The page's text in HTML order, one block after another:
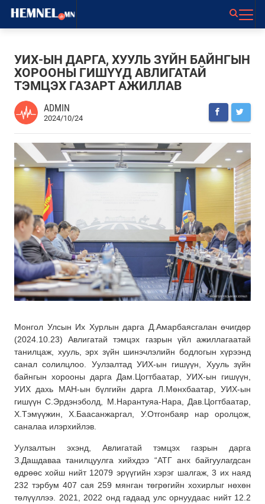
УИХ-ЫН ДАРГА, ХУУЛЬ ЗҮЙН БАЙНГЫН
ХОРООНЫ ГИШҮҮД АВЛИГАТАЙ
ТЭМЦЭХ ГАЗАРТ АЖИЛЛАВ
ADMIN
2024/10/24
Монгол Улсын Их Хурлын дарга Д.Амарбаясгалан өчигдөр
(2024.10.23) Авлигатай тэмцэх газрын үйл ажиллагаатай
танилцаж, хууль, эрх зүйн шинэчлэлийн бодлогын хүрээнд
санал солилцлоо. Уулзалтад УИХ-ын гишүүн, Хууль зүйн
байнгын хорооны дарга Дам.Цогтбаатар, УИХ-ын гишүүн,
УИХ дахь МАН-ын бүлгийн дарга Л.Мөнхбаатар, УИХ-ын
гишүүн С.Эрдэнэболд, М.Нарантуяа-Нара, Дав.Цогтбаатар,
Х.Тэмүүжин, Х.Баасанжаргал, У.Отгонбаяр нар оролцож,
саналаа илэрхийлэв.
Уулзалтын эхэнд, Авлигатай тэмцэх газрын дарга
З.Дашдаваа танилцуулга хийхдээ “АТГ анх байгуулагдсан
өдрөөс хойш нийт 12079 эрүүгийн хэрэг шалгаж, 3 их наяд
232 тэрбум 407 сая 259 мянган төгрөгийн хохирлыг нөхөн
төлүүллээ. 2021, 2022 онд гадаад улс орнуудаас нийт 12.2